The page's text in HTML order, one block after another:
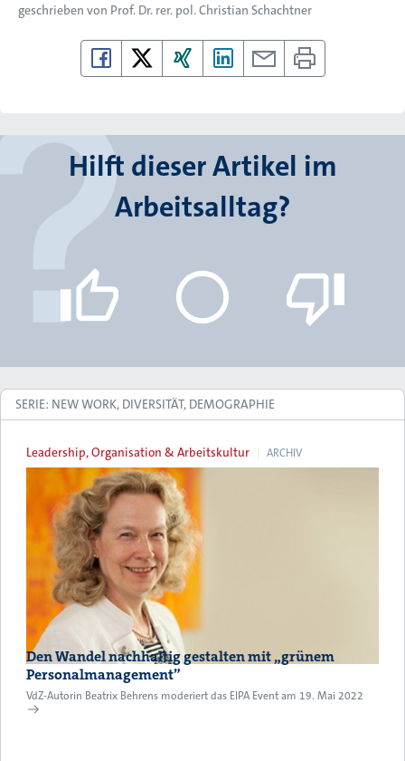
geschrieben von Prof. Dr. rer. pol. Christian Schachtner
Hilft dieser Artikel im
Arbeitsalltag?
SERIE: NEW WORK, DIVERSITÄT, DEMOGRAPHIE
Leadership, Organisation & Arbeitskultur ARCHIV
Den Wandel nachhaltig gestalten mit „grünem
Personalmanagement”
VdZ-Autorin Beatrix Behrens moderiert das EIPA Event am 19. Mai 2022